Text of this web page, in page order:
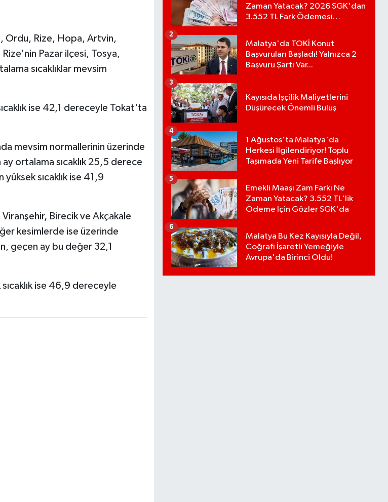
Ordu, Rize, Hopa, Artvin,
Pazar ilçesi, Tosya,
sıcaklıklar mevsim
ise 42,1 dereceyle Tokat'ta
mevsim normallerinin üzerinde
ortalama sıcaklık 25,5 derece
sıcaklık ise 41,9
Birecik ve Akçakale
kesimlerde ise üzerinde
geçen ay bu değer 32,1
ise 46,9 dereceyle
Zaman Yatacak? 2026 SGK'dan
3.552 TL Fark Ödemesi
Malatya'da TOKİ Konut
Başvuruları Başladı! Yalnızca 2
Başvuru Şartı Var...
2
Kayısıda İşçilik Maliyetlerini
Düşürecek Önemli Buluş
3
1 Ağustos'ta Malatya'da
Herkesi İlgilendiriyor! Toplu
Taşımada Yeni Tarife Başlıyor
4
Emekli Maaşı Zam Farkı Ne
Zaman Yatacak? 3.552 TL'lik
Ödeme İçin Gözler SGK'da
5
Malatya Bu Kez Kayısıyla Değil,
Coğrafi İşaretli Yemeğiyle
Avrupa'da Birinci Oldu!
6